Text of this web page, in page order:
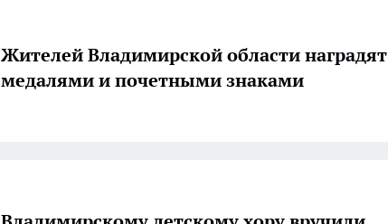
Жителей Владимирской области наградят
медалями и почетными знаками